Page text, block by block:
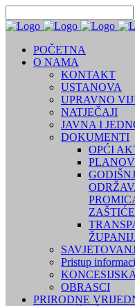
POČETNA
O NAMA
KONTAKT
USTANOVA
UPRAVNO
NATJEČAJI
JAVNA I
DOKUMENTI
OPĆI
Pristup
OBRASCI
PRIRODNE